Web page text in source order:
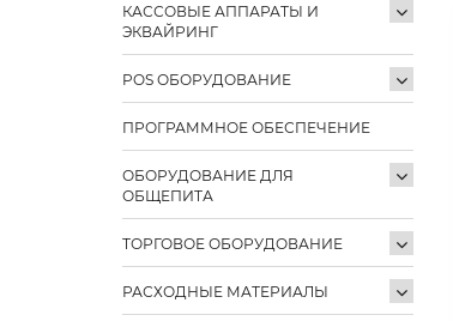
КАССОВЫЕ АППАРАТЫ И
ЭКВАЙРИНГ
POS ОБОРУДОВАНИЕ
ПРОГРАММНОЕ ОБЕСПЕЧЕНИЕ
ОБОРУДОВАНИЕ ДЛЯ
ОБЩЕПИТА
ТОРГОВОЕ ОБОРУДОВАНИЕ
РАСХОДНЫЕ МАТЕРИАЛЫ